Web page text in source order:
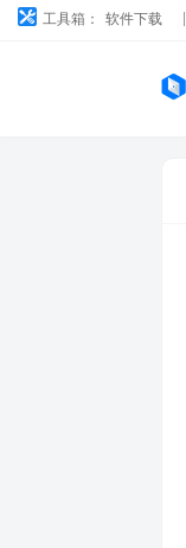
工具箱： 软件下载